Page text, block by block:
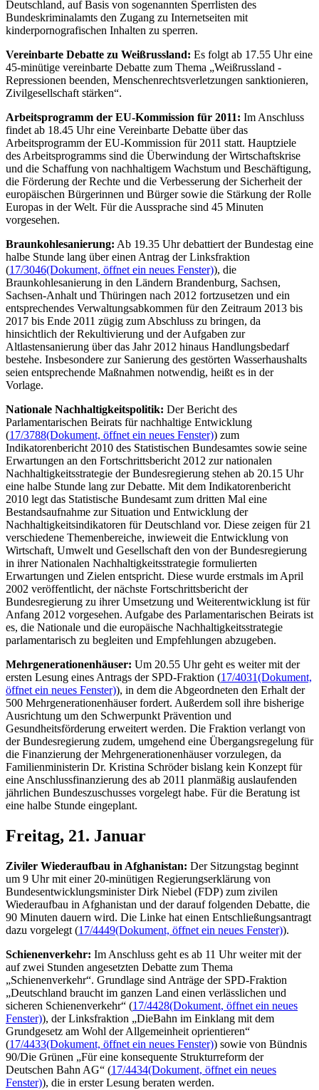
Deutschland, auf Basis von sogenannten Sperrlisten des
Bundeskriminalamts den Zugang zu Internetseiten mit
kinderpornografischen Inhalten zu sperren.
Vereinbarte Debatte zu Weißrussland: Es folgt ab 17.55 Uhr eine
45-minütige vereinbarte Debatte zum Thema „Weißrussland -
Repressionen beenden, Menschenrechtsverletzungen sanktionieren,
Zivilgesellschaft stärken“.
Arbeitsprogramm der EU-Kommission für 2011: Im Anschluss
findet ab 18.45 Uhr eine Vereinbarte Debatte über das
Arbeitsprogramm der EU-Kommission für 2011 statt. Hauptziele
des Arbeitsprogramms sind die Überwindung der Wirtschaftskrise
und die Schaffung von nachhaltigem Wachstum und Beschäftigung,
die Förderung der Rechte und die Verbesserung der Sicherheit der
europäischen Bürgerinnen und Bürger sowie die Stärkung der Rolle
Europas in der Welt. Für die Aussprache sind 45 Minuten
vorgesehen.
Braunkohlesanierung: Ab 19.35 Uhr debattiert der Bundestag eine
halbe Stunde lang über einen Antrag der Linksfraktion
(17/3046(Dokument, öffnet ein neues Fenster)), die
Braunkohlesanierung in den Ländern Brandenburg, Sachsen,
Sachsen-Anhalt und Thüringen nach 2012 fortzusetzen und ein
entsprechendes Verwaltungsabkommen für den Zeitraum 2013 bis
2017 bis Ende 2011 zügig zum Abschluss zu bringen, da
hinsichtlich der Rekultivierung und der Aufgaben zur
Altlastensanierung über das Jahr 2012 hinaus Handlungsbedarf
bestehe. Insbesondere zur Sanierung des gestörten Wasserhaushalts
seien entsprechende Maßnahmen notwendig, heißt es in der
Vorlage.
Nationale Nachhaltigkeitspolitik: Der Bericht des
Parlamentarischen Beirats für nachhaltige Entwicklung
(17/3788(Dokument, öffnet ein neues Fenster)) zum
Indikatorenbericht 2010 des Statistischen Bundesamtes sowie seine
Erwartungen an den Fortschrittsbericht 2012 zur nationalen
Nachhaltigkeitsstrategie der Bundesregierung stehen ab 20.15 Uhr
eine halbe Stunde lang zur Debatte. Mit dem Indikatorenbericht
2010 legt das Statistische Bundesamt zum dritten Mal eine
Bestandsaufnahme zur Situation und Entwicklung der
Nachhaltigkeitsindikatoren für Deutschland vor. Diese zeigen für 21
verschiedene Themenbereiche, inwieweit die Entwicklung von
Wirtschaft, Umwelt und Gesellschaft den von der Bundesregierung
in ihrer Nationalen Nachhaltigkeitsstrategie formulierten
Erwartungen und Zielen entspricht. Diese wurde erstmals im April
2002 veröffentlicht, der nächste Fortschrittsbericht der
Bundesregierung zu ihrer Umsetzung und Weiterentwicklung ist für
Anfang 2012 vorgesehen. Aufgabe des Parlamentarischen Beirats ist
es, die Nationale und die europäische Nachhaltigkeitsstrategie
parlamentarisch zu begleiten und Empfehlungen abzugeben.
Mehrgenerationenhäuser: Um 20.55 Uhr geht es weiter mit der
ersten Lesung eines Antrags der SPD-Fraktion (17/4031(Dokument,
öffnet ein neues Fenster)), in dem die Abgeordneten den Erhalt der
500 Mehrgenerationenhäuser fordert. Außerdem soll ihre bisherige
Ausrichtung um den Schwerpunkt Prävention und
Gesundheitsförderung erweitert werden. Die Fraktion verlangt von
der Bundesregierung zudem, umgehend eine Übergangsregelung für
die Finanzierung der Mehrgenerationenhäuser vorzulegen, da
Familienministerin Dr. Kristina Schröder bislang kein Konzept für
eine Anschlussfinanzierung des ab 2011 planmäßig auslaufenden
jährlichen Bundeszuschusses vorgelegt habe. Für die Beratung ist
eine halbe Stunde eingeplant.
Freitag, 21. Januar
Ziviler Wiederaufbau in Afghanistan: Der Sitzungstag beginnt
um 9 Uhr mit einer 20-minütigen Regierungserklärung von
Bundesentwicklungsminister Dirk Niebel (FDP) zum zivilen
Wiederaufbau in Afghanistan und der darauf folgenden Debatte, die
90 Minuten dauern wird. Die Linke hat einen Entschließungsantragt
dazu vorgelegt (17/4449(Dokument, öffnet ein neues Fenster)).
Schienenverkehr: Im Anschluss geht es ab 11 Uhr weiter mit der
auf zwei Stunden angesetzten Debatte zum Thema
„Schienenverkehr“. Grundlage sind Anträge der SPD-Fraktion
„Deutschland braucht im ganzen Land einen verlässlichen und
sicheren Schienenverkehr“ (17/4428(Dokument, öffnet ein neues
Fenster)), der Linksfraktion „DieBahn im Einklang mit dem
Grundgesetz am Wohl der Allgemeinheit oprientieren“
(17/4433(Dokument, öffnet ein neues Fenster)) sowie von Bündnis
90/Die Grünen „Für eine konsequente Strukturreform der
Deutschen Bahn AG“ (17/4434(Dokument, öffnet ein neues
Fenster)), die in erster Lesung beraten werden.